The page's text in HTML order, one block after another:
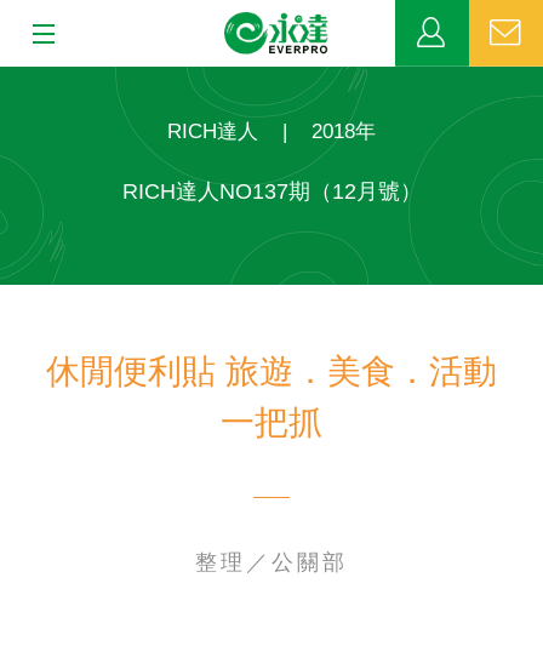
MDRT
公益活動
RICH達人 | 2018年
RICH達人NO137期（12月號）
休閒便利貼 旅遊．美食．活動
一把抓
整理／公關部